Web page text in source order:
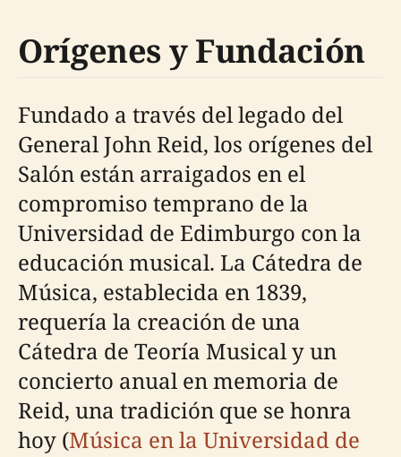
Orígenes y Fundación
Fundado a través del legado del
General John Reid, los orígenes del
Salón están arraigados en el
compromiso temprano de la
Universidad de Edimburgo con la
educación musical. La Cátedra de
Música, establecida en 1839,
requería la creación de una
Cátedra de Teoría Musical y un
concierto anual en memoria de
Reid, una tradición que se honra
hoy (Música en la Universidad de